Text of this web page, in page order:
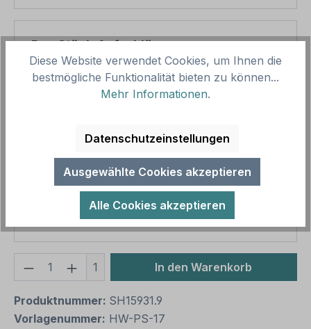
Pro-Stück-Aufschläge
Produktpreis
17,61 €
Zwischensumme
Zusammenfassung
Gesamtpreis
17,61 €
Preise inkl. MwSt. zzgl. Versandkosten
Aufgrund von Neuberechnungen im Warenkorb sind
abweichende Endpreise möglich.
Produkt Anzahl: Gib den
1 In den Warenkorb
Produktnummer: SH15931.9
Vorlagenummer: HW-PS-17
Diese Website verwendet Cookies, um Ihnen die
bestmögliche Funktionalität bieten zu können...
Mehr Informationen.
Datenschutzeinstellungen
Ausgewählte Cookies akzeptieren
Alle Cookies akzeptieren